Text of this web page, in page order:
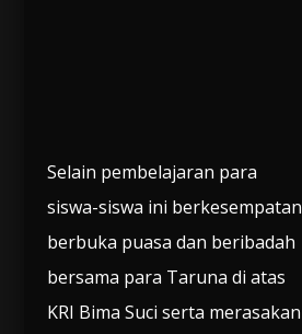
Selain pembelajaran para
siswa-siswa ini berkesempatan
berbuka puasa dan beribadah
bersama para Taruna di atas
KRI Bima Suci serta merasakan